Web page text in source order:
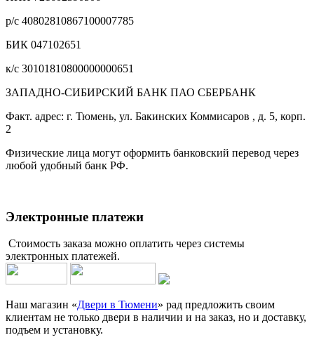
р/с 40802810867100007785
БИК 047102651
к/с 30101810800000000651
ЗАПАДНО-СИБИРСКИЙ БАНК ПАО СБЕРБАНК
Факт. адрес: г. Тюмень, ул. Бакинских Коммисаров , д. 5, корп.
2
Физические лица могут оформить банковский перевод через
любой удобный банк РФ.
Электронные платежи
Стоимость заказа можно оплатить через системы
электронных платежей.
Наш магазин «Двери в Тюмени» рад предложить своим
клиентам не только двери в наличии и на заказ, но и доставку,
подъем и установку.